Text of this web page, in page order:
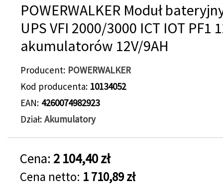
POWERWALKER Moduł
UPS VFI 2000/3000 ICT IOT PF1
akumulatorów 12V/9AH
Producent POWERWALKER
Kod producenta 10134052
EAN 4260074982923
Dział Akumulatory
Cena: 2 104,40 zł
Cena netto: 1 710,89 zł